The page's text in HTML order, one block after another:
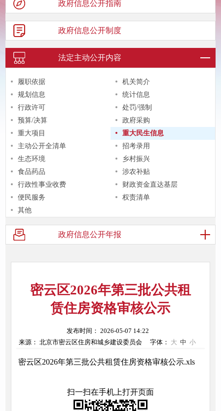
政府信息公开指南
政府信息公开制度
法定主动公开内容
履职依据
机关简介
规划信息
统计信息
行政许可
处罚/强制
预算/决算
政府采购
重大项目
重大民生信息
主动公开全清单
招考录用
生态环境
乡村振兴
食品药品
涉农补贴
行政性事业收费
财政资金直达基层
便民服务
权责清单
其他
政府信息公开年报
密云区2026年第三批公共租
赁住房资格审核公示
发布时间： 2026-05-07 14:22
来源： 北京市密云区住房和城乡建设委员会
字体： 大 中 小
密云区2026年第三批公共租赁住房资格审核公示.xls
扫一扫在手机上打开页面